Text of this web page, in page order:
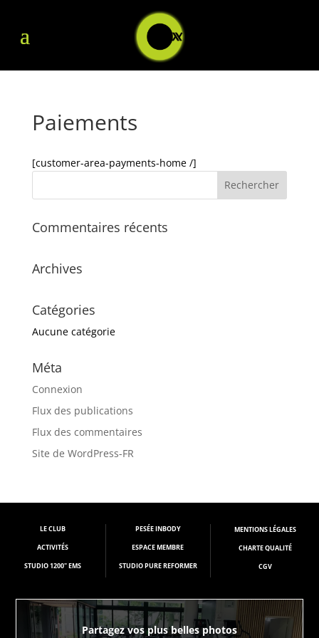
Paiements
[customer-area-payments-home /]
Commentaires récents
Archives
Catégories
Aucune catégorie
Méta
Connexion
Flux des publications
Flux des commentaires
Site de WordPress-FR
LE CLUB
ACTIVITÉS
STUDIO 1200" EMS
PESÉE INBODY
ESPACE MEMBRE
STUDIO PURE REFORMER
MENTIONS LÉGALES
CHARTE QUALITÉ
CGV
Partagez vos plus belles photos